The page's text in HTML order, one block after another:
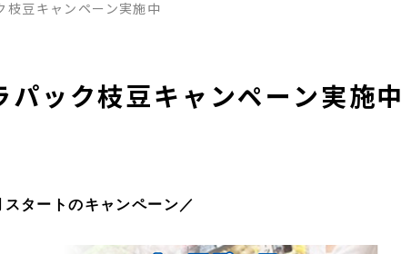
豆キャンペーン実施中
ック枝豆キャンペーン実施中
スタートのキャンペーン／